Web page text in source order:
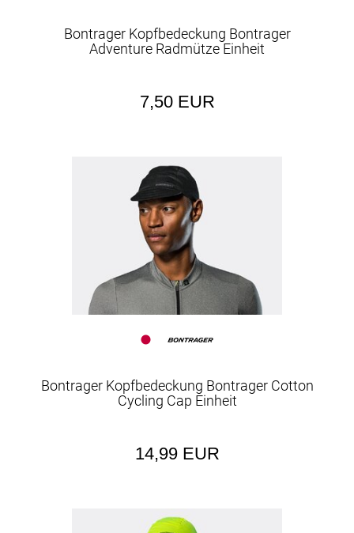
Bontrager Kopfbedeckung Bontrager
Adventure Radmütze Einheit
7,50 EUR
Bontrager Kopfbedeckung Bontrager Cotton
Cycling Cap Einheit
14,99 EUR